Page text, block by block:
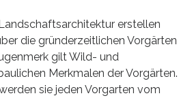
erstellen
die gründerzeitlichen Vorgärten
gilt Wild- und
Merkmalen der Vorgärten.
sie jeden Vorgarten vom